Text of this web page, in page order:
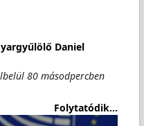
Daniel
80 másodpercben
Folytatódik...